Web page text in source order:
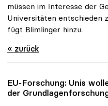
müssen im Interesse der
Universitäten entschieden
fügt Blimlinger hinzu.
« zurück
EU-Forschung: Unis
der